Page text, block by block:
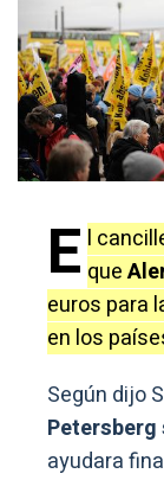
E l
que
euros para
en los
Según dijo
Petersberg
ayudara